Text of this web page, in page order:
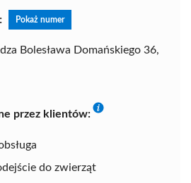
Pokaż numer
Bolesława Domańskiego 36,
przez klientów:
do zwierząt